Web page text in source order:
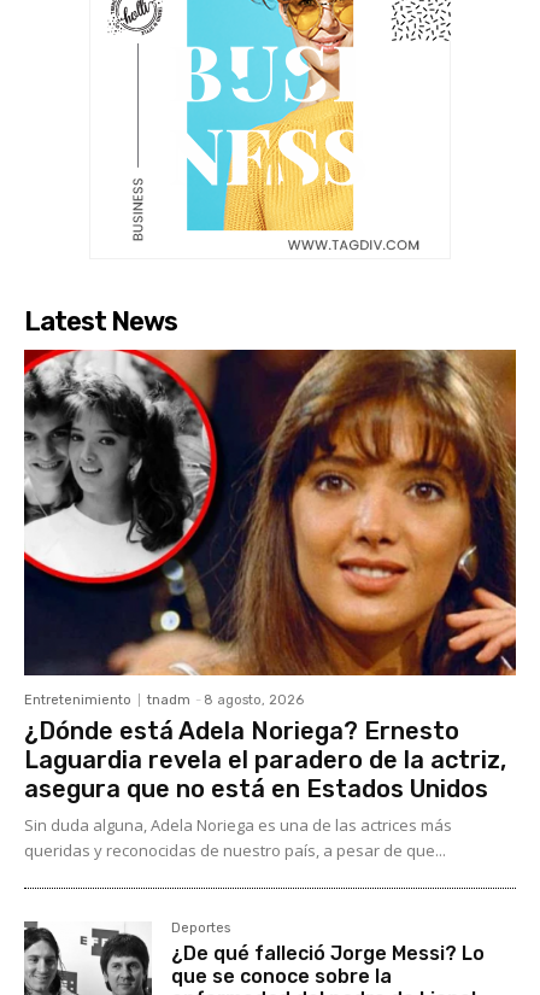
Latest News
Entretenimiento tnadm - 8 agosto, 2026
¿Dónde está Adela Noriega? Ernesto
Laguardia revela el paradero de la actriz,
asegura que no está en Estados Unidos
Sin duda alguna, Adela Noriega es una de las actrices más
queridas y reconocidas de nuestro país, a pesar de que...
Deportes
¿De qué falleció Jorge Messi? Lo
que se conoce sobre la